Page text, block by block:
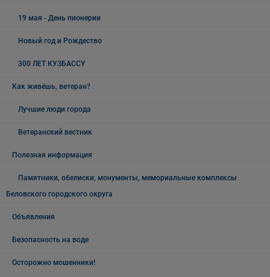
19 мая - День пионерии
Новый год и Рождество
300 ЛЕТ КУЗБАССУ
Как живёшь, ветеран?
Лучшие люди города
Ветеранский вестник
Полезная информация
Памятники, обелиски, монументы, мемориальные комплексы
Беловского городского округа
Объявления
Безопасность на воде
Осторожно мошенники!